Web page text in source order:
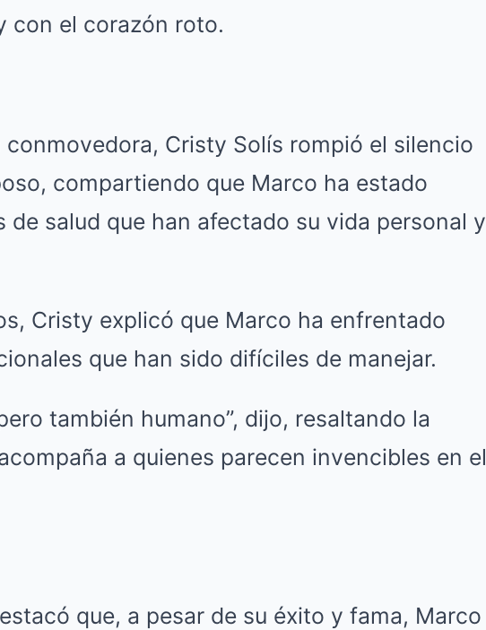
con el corazón roto.
Cristy Solís rompió el silencio
compartiendo que Marco ha estado
de salud que han afectado su vida personal y
Cristy explicó que Marco ha enfrentado
que han sido difíciles de manejar.
también humano”, dijo, resaltando la
a quienes parecen invencibles en el
que, a pesar de su éxito y fama, Marco